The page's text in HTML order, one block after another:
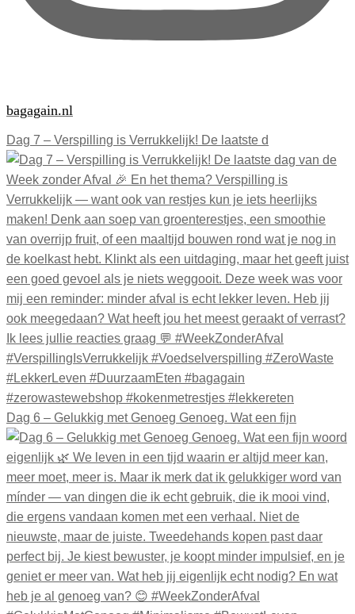
bagagain.nl
Dag 7 – Verspilling is Verrukkelijk! De laatste d
Dag 6 – Gelukkig met Genoeg Genoeg. Wat een fijn